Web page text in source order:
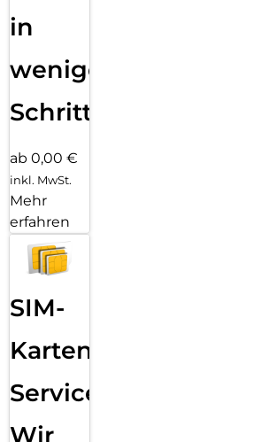
in
wenigen
Schritten
ab 0,00 €
inkl. MwSt.
Mehr
erfahren
SIM-
Karten
Service:
Wir